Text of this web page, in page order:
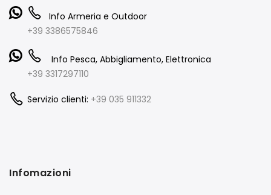
Info Armeria e Outdoor
+39 3386575846
Info Pesca, Abbigliamento, Elettronica
+39 3317297110
Servizio clienti: +39 035 911332
Infomazioni